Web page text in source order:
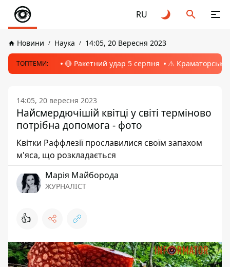
RU
Новини Наука 14:05, 20 Вересня 2023
ТОПТЕМИ: 🔴 Ракетний удар 5 серпня ⚠️ Краматорськ,
14:05, 20 вересня 2023
Найсмердючішій квітці у світі терміново
потрібна допомога - фото
Квітки Раффлезії прославилися своїм запахом
м'яса, що розкладається
Марія Майборода
ЖУРНАЛІСТ
👍